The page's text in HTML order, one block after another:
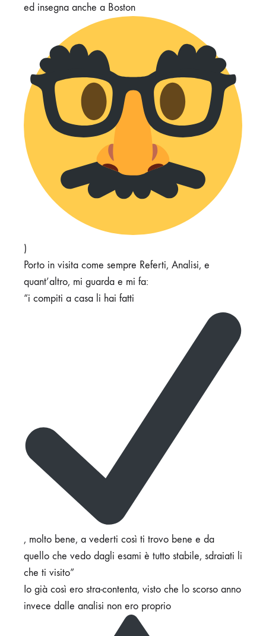
ed insegna anche a Boston
)
Porto in visita come sempre Referti, Analisi, e
quant’altro, mi guarda e mi fa:
“i compiti a casa li hai fatti
, molto bene, a vederti così ti trovo bene e da
quello che vedo dagli esami è tutto stabile, sdraiati li
che ti visito”
Io già così ero stra-contenta, visto che lo scorso anno
invece dalle analisi non ero proprio